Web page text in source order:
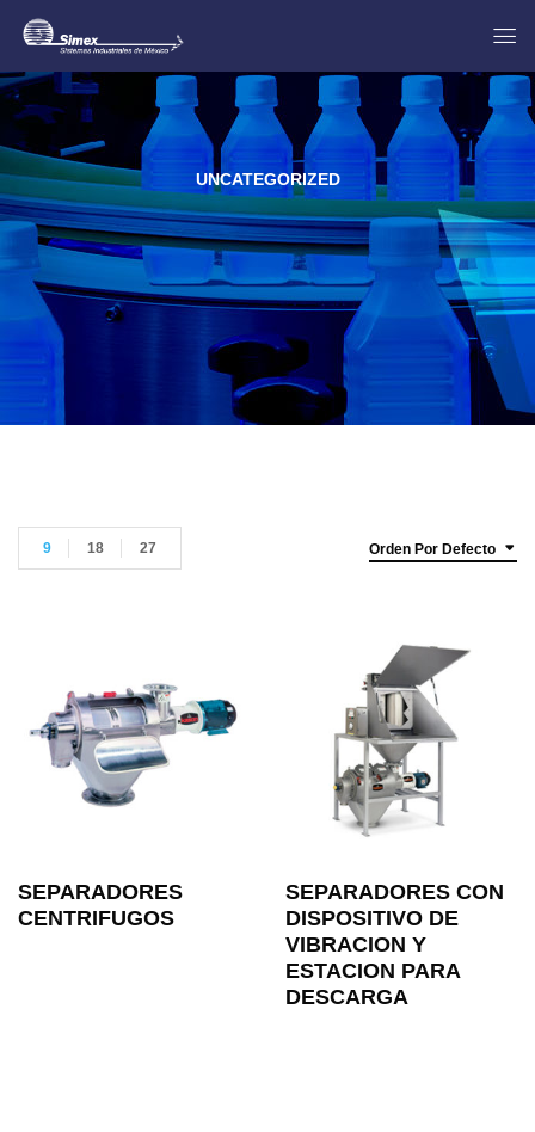
UNCATEGORIZED
Orden Por Defecto
9 18 27
SEPARADORES
CENTRIFUGOS
SEPARADORES CON
DISPOSITIVO DE
VIBRACION Y
ESTACION PARA
DESCARGA